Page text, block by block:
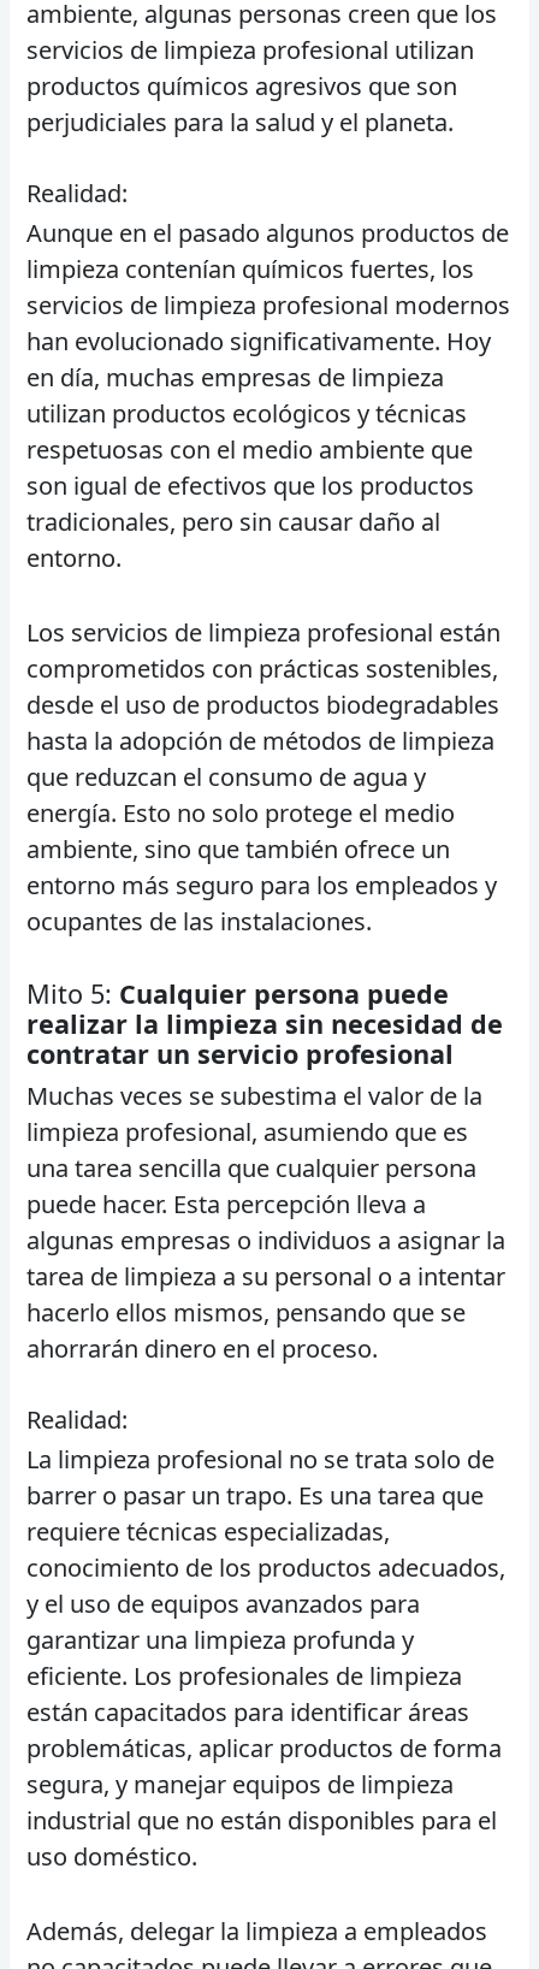
ambiente, algunas personas creen que los
servicios de limpieza profesional utilizan
productos químicos agresivos que son
perjudiciales para la salud y el planeta.
Realidad:
Aunque en el pasado algunos productos de
limpieza contenían químicos fuertes, los
servicios de limpieza profesional modernos
han evolucionado significativamente. Hoy
en día, muchas empresas de limpieza
utilizan productos ecológicos y técnicas
respetuosas con el medio ambiente que
son igual de efectivos que los productos
tradicionales, pero sin causar daño al
entorno.
Los servicios de limpieza profesional están
comprometidos con prácticas sostenibles,
desde el uso de productos biodegradables
hasta la adopción de métodos de limpieza
que reduzcan el consumo de agua y
energía. Esto no solo protege el medio
ambiente, sino que también ofrece un
entorno más seguro para los empleados y
ocupantes de las instalaciones.
Mito 5: Cualquier persona puede
realizar la limpieza sin necesidad de
contratar un servicio profesional
Muchas veces se subestima el valor de la
limpieza profesional, asumiendo que es
una tarea sencilla que cualquier persona
puede hacer. Esta percepción lleva a
algunas empresas o individuos a asignar la
tarea de limpieza a su personal o a intentar
hacerlo ellos mismos, pensando que se
ahorrarán dinero en el proceso.
Realidad:
La limpieza profesional no se trata solo de
barrer o pasar un trapo. Es una tarea que
requiere técnicas especializadas,
conocimiento de los productos adecuados,
y el uso de equipos avanzados para
garantizar una limpieza profunda y
eficiente. Los profesionales de limpieza
están capacitados para identificar áreas
problemáticas, aplicar productos de forma
segura, y manejar equipos de limpieza
industrial que no están disponibles para el
uso doméstico.
Además, delegar la limpieza a empleados